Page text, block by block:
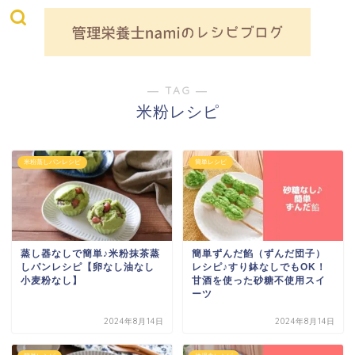
― TAG ―
米粉レシピ
米粉蒸しパンレシピ
蒸し器なしで簡単♪米粉抹茶蒸
しパンレシピ【卵なし油なし
小麦粉なし】
2024年8月14日
簡単レシピ
簡単ずんだ餡（ずんだ団子）
レシピ♪すり鉢なしでもOK！
甘酒を使った砂糖不使用スイ
ーツ
2024年8月14日